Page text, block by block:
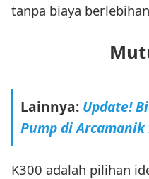
tanpa biaya
Lainnya: Update!
Pump di
K300 adalah pilihan